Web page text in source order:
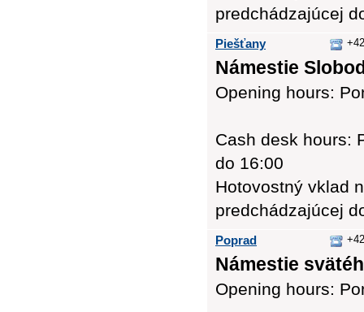
predchádzajúcej
Piešťany
Námestie
Opening hours:
Cash desk hours:
do 16:00
Hotovostný vklad
predchádzajúcej
Poprad
Námestie
Opening hours: